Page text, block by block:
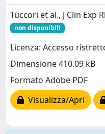
Tuccori et al., J Clin Exp
non disponibili
Licenza: Accesso
Dimensione 410.09 kB
Formato Adobe PDF
Visualizza/Apri